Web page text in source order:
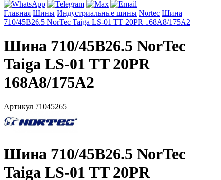
Главная Шины Индустриальные шины Nortec Шина
710/45B26.5 NorTec Taiga LS-01 TT 20PR 168A8/175A2
Шина 710/45B26.5 NorTec
Taiga LS-01 TT 20PR
168A8/175A2
Артикул 71045265
Шина 710/45B26.5 NorTec
Taiga LS-01 TT 20PR